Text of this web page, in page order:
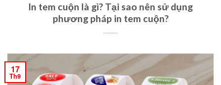
In tem cuộn là gì? Tại sao nên sử dụng
phương pháp in tem cuộn?
17
Th9